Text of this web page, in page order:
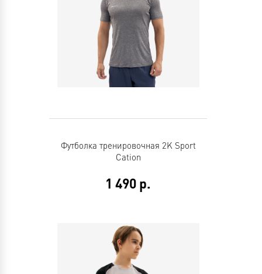
Футболка тренировочная 2K Sport
Cation
1 490 р.